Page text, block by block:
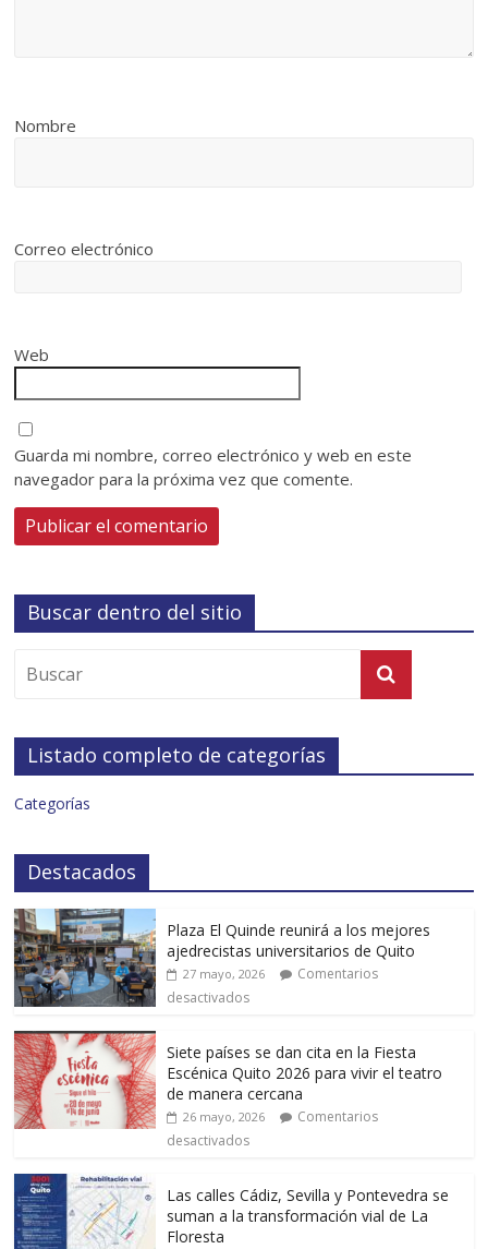
Nombre
Correo electrónico
Web
Guarda mi nombre, correo electrónico y web en este
navegador para la próxima vez que comente.
Buscar dentro del sitio
Listado completo de categorías
Categorías
Destacados
Plaza El Quinde reunirá a los mejores
ajedrecistas universitarios de Quito
27 mayo, 2026
Comentarios
desactivados
Siete países se dan cita en la Fiesta
Escénica Quito 2026 para vivir el teatro
de manera cercana
26 mayo, 2026
Comentarios
desactivados
Las calles Cádiz, Sevilla y Pontevedra se
suman a la transformación vial de La
Floresta